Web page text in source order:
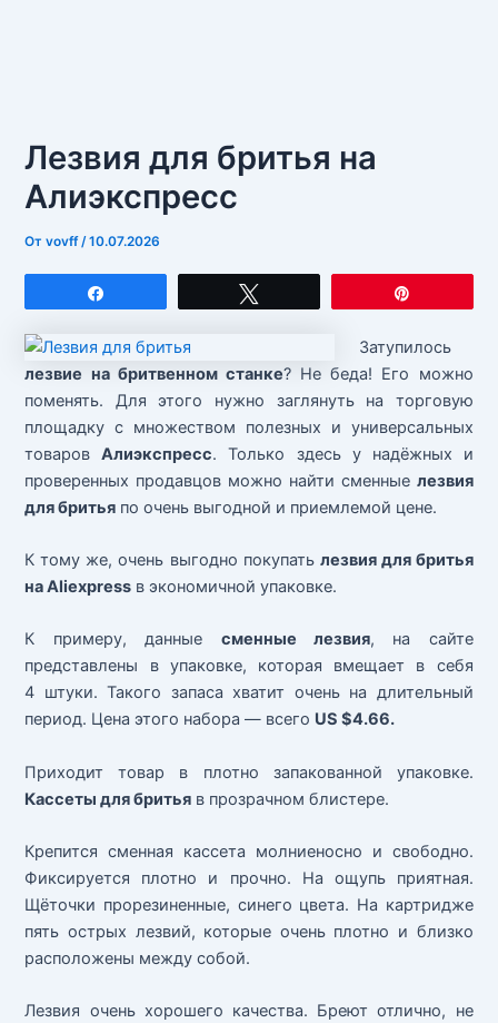
Лезвия для бритья на
Алиэкспресс
Отvovff /10.07.2026
Затупилось
лезвие на бритвенном станке? Не беда! Его можно
поменять. Для этого нужно заглянуть на торговую
площадку с множеством полезных и универсальных
товаровАлиэкспресс. Только здесь у надёжных и
проверенных продавцов можно найти сменные лезвия
для бритья по очень выгодной и приемлемой цене.
К тому же, очень выгодно покупать лезвия для бритья
на Aliexpress в экономичной упаковке.
К примеру, данные сменные лезвия, на сайте
представлены в упаковке, которая вмещает в себя
4 штуки. Такого запаса хватит очень на длительный
период. Цена этого набора — всего US $4.66.
Приходит товар в плотно запакованной упаковке.
Кассеты для бритья в прозрачном блистере.
Крепится сменная кассета молниеносно и свободно.
Фиксируется плотно и прочно. На ощупь приятная.
Щёточки прорезиненные, синего цвета. На картридже
пять острых лезвий, которые очень плотно и близко
расположены между собой.
Лезвия очень хорошего качества. Бреют отлично, не